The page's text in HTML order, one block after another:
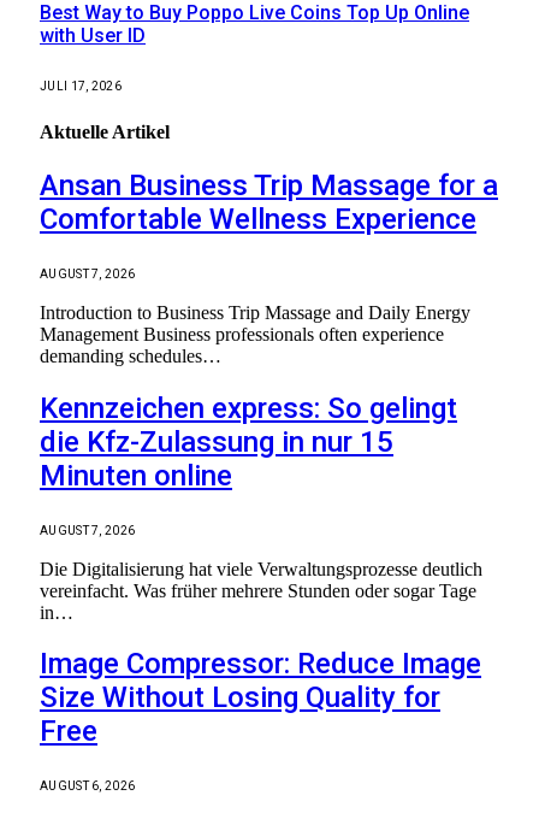
Best Way to Buy Poppo Live Coins Top Up Online
with User ID
JULI 17, 2026
Aktuelle Artikel
Ansan Business Trip Massage for a
Comfortable Wellness Experience
AUGUST 7, 2026
Introduction to Business Trip Massage and Daily Energy
Management Business professionals often experience
demanding schedules…
Kennzeichen express: So gelingt
die Kfz-Zulassung in nur 15
Minuten online
AUGUST 7, 2026
Die Digitalisierung hat viele Verwaltungsprozesse deutlich
vereinfacht. Was früher mehrere Stunden oder sogar Tage
in…
Image Compressor: Reduce Image
Size Without Losing Quality for
Free
AUGUST 6, 2026